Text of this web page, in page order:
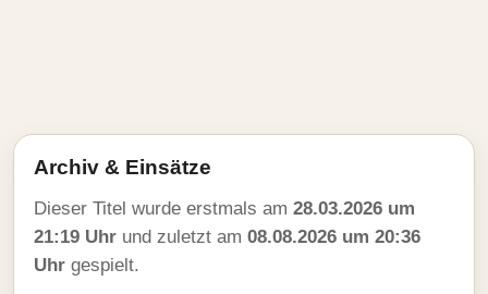
Archiv & Einsätze
Dieser Titel wurde erstmals am 28.03.2026 um
21:19 Uhr und zuletzt am 08.08.2026 um 20:36
Uhr gespielt.